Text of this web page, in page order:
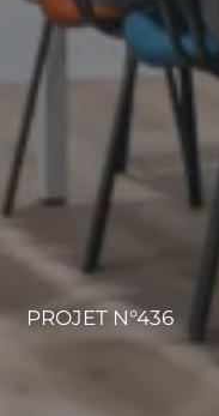
PROJET N°436